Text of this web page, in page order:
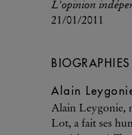
L'opinion
21/01/2011
Alain
Alain Leygonie,
Lot, a fait ses